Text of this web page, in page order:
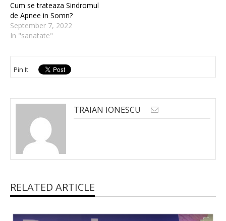
Cum se trateaza Sindromul
de Apnee in Somn?
September 7, 2022
In "sanatate"
Pin It
TRAIAN IONESCU
RELATED ARTICLE